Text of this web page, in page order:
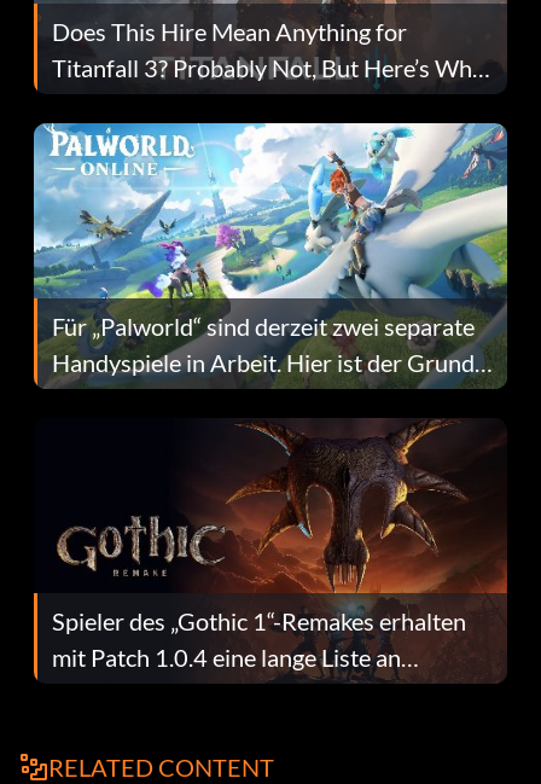
Does This Hire Mean Anything for
Titanfall 3? Probably Not, But Here’s Why
Fans Are Hopeful
Für „Palworld“ sind derzeit zwei separate
Handyspiele in Arbeit. Hier ist der Grund
dafür.
Spieler des „Gothic 1“-Remakes erhalten
mit Patch 1.0.4 eine lange Liste an
Fehlerbehebungen
RELATED CONTENT